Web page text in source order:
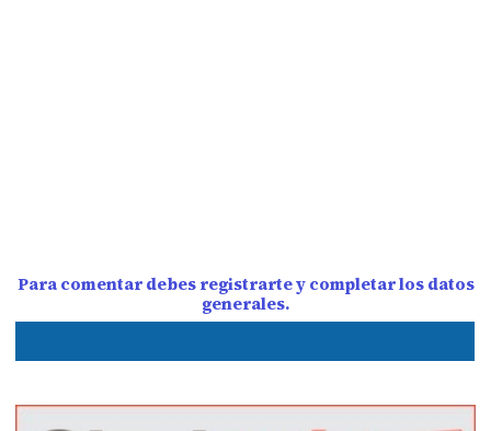
Para comentar debes registrarte y completar los datos
generales.